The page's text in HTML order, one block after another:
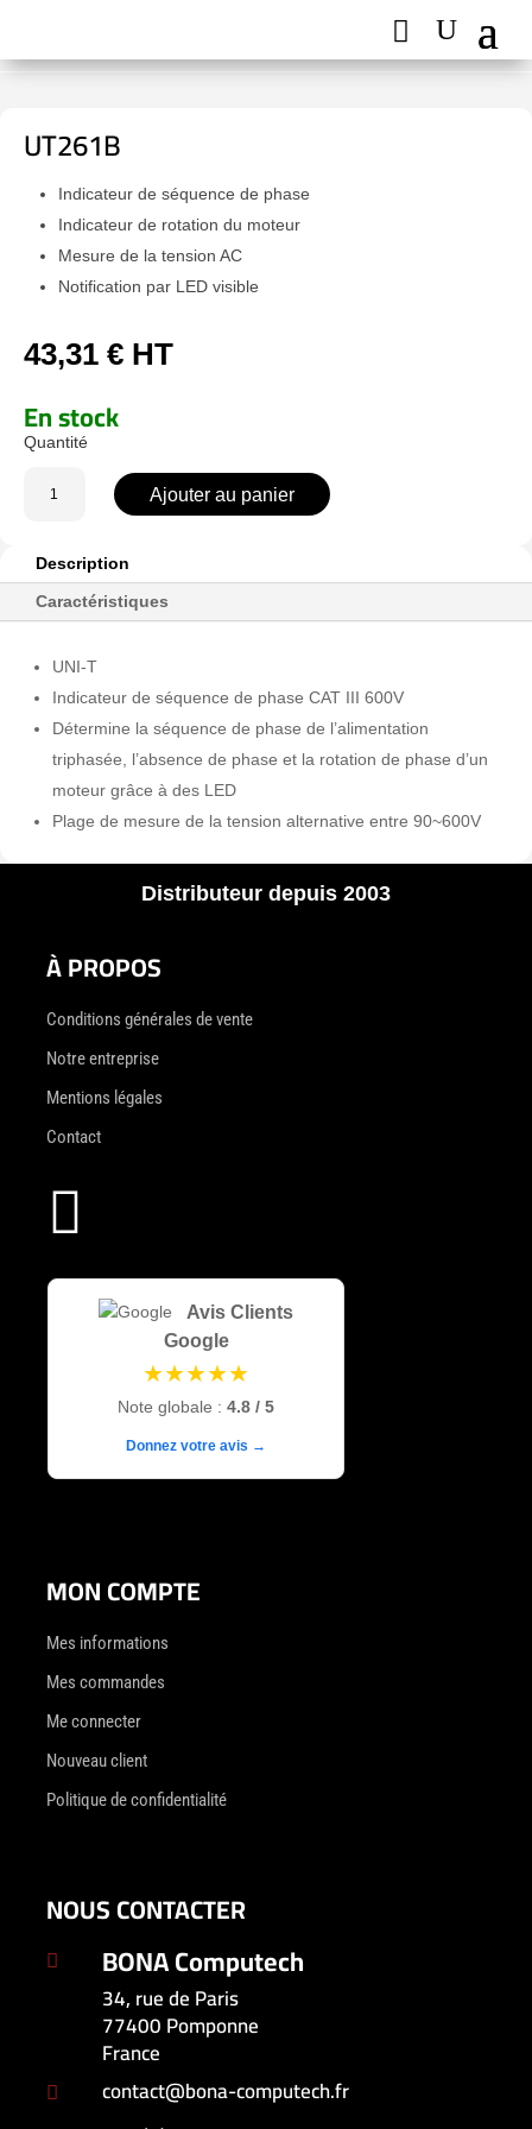
UT261B
Indicateur de séquence de phase
Indicateur de rotation du moteur
Mesure de la tension AC
Notification par LED visible
43,31 € HT
En stock
Ajouter au panier
Description
Caractéristiques
UNI-T
Indicateur de séquence de phase CAT III 600V
Détermine la séquence de phase de l’alimentation
triphasée, l’absence de phase et la rotation de phase d’un
moteur grâce à des LED
Plage de mesure de la tension alternative entre 90~600V
Distributeur depuis 2003
À PROPOS
Conditions générales de vente
Notre entreprise
Mentions légales
Contact

Avis Clients
Google
★★★★★
Note globale : 4.8 / 5
Donnez votre avis →
MON COMPTE
Mes informations
Mes commandes
Me connecter
Nouveau client
Politique de confidentialité
NOUS CONTACTER
 BONA Computech
34, rue de Paris
77400 Pomponne
France
 contact@bona-computech.fr